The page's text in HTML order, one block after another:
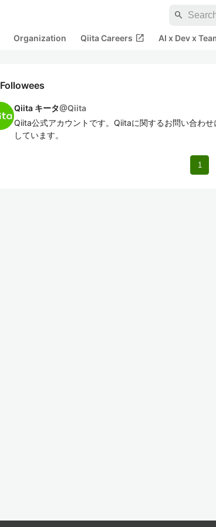
search
Organization Qiita Careers open_in_new AI x Dev x
Followees
Qiita キータ@Qiita
Qiita公式アカウントです。Qiitaに関するお問い合わ
しています。
1